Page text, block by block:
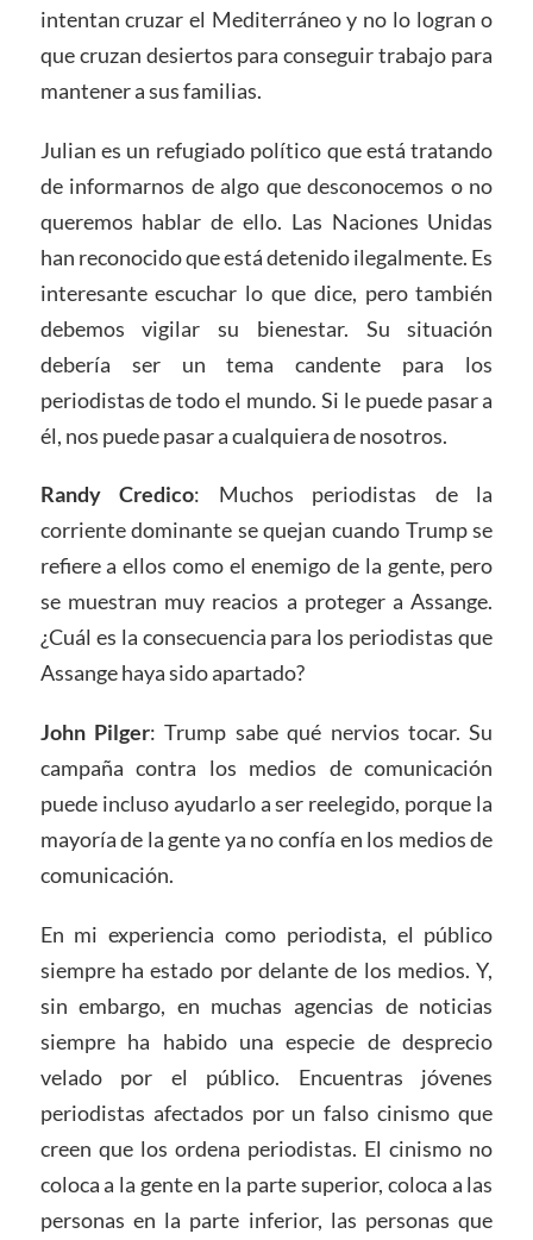
intentan cruzar el Mediterráneo y no lo logran o
que cruzan desiertos para conseguir trabajo para
mantener a sus familias.
Julian es un refugiado político que está tratando
de informarnos de algo que desconocemos o no
queremos hablar de ello. Las Naciones Unidas
han reconocido que está detenido ilegalmente. Es
interesante escuchar lo que dice, pero también
debemos vigilar su bienestar. Su situación
debería ser un tema candente para los
periodistas de todo el mundo. Si le puede pasar a
él, nos puede pasar a cualquiera de nosotros.
Randy Credico: Muchos periodistas de la
corriente dominante se quejan cuando Trump se
refiere a ellos como el enemigo de la gente, pero
se muestran muy reacios a proteger a Assange.
¿Cuál es la consecuencia para los periodistas que
Assange haya sido apartado?
John Pilger: Trump sabe qué nervios tocar. Su
campaña contra los medios de comunicación
puede incluso ayudarlo a ser reelegido, porque la
mayoría de la gente ya no confía en los medios de
comunicación.
En mi experiencia como periodista, el público
siempre ha estado por delante de los medios. Y,
sin embargo, en muchas agencias de noticias
siempre ha habido una especie de desprecio
velado por el público. Encuentras jóvenes
periodistas afectados por un falso cinismo que
creen que los ordena periodistas. El cinismo no
coloca a la gente en la parte superior, coloca a las
personas en la parte inferior, las personas que